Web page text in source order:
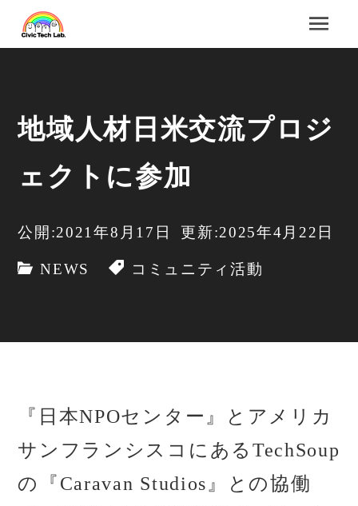
地域人材日米交流プロジ
ェクトに参加
公開:2021年8月17日 更新:2025年4月22日
NEWS コミュニティ活動
『日本NPOセンター』とアメリカ
サンフランシスコにあるTechSoup
の『Caravan Studios』との協働